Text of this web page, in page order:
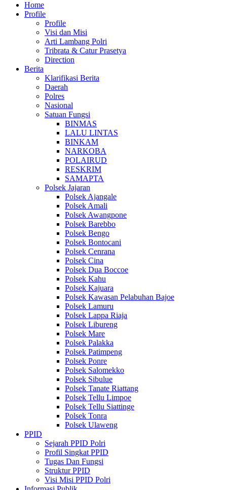
Home
Profile
Profile
Visi dan Misi
Arti Lambang Polri
Tribrata & Catur Prasetya
Direction
Berita
Klarifikasi Berita
Daerah
Polres
Nasional
Satuan Fungsi
BINMAS
LALU LINTAS
BINKAM
NARKOBA
POLAIRUD
RESKRIM
SAMAPTA
Polsek Jajaran
Polsek Ajangale
Polsek Amali
Polsek Awangpone
Polsek Barebbo
Polsek Bengo
Polsek Bontocani
Polsek Cenrana
Polsek Cina
Polsek Dua Boccoe
Polsek Kahu
Polsek Kajuara
Polsek Kawasan Pelabuhan Bajoe
Polsek Lamuru
Polsek Lappa Riaja
Polsek Libureng
Polsek Mare
Polsek Palakka
Polsek Patimpeng
Polsek Ponre
Polsek Salomekko
Polsek Sibulue
Polsek Tanate Riattang
Polsek Tellu Limpoe
Polsek Tellu Siattinge
Polsek Tonra
Polsek Ulaweng
PPID
Sejarah PPID Polri
Profil Singkat PPID
Tugas Dan Fungsi
Struktur PPID
Visi Misi PPID Polri